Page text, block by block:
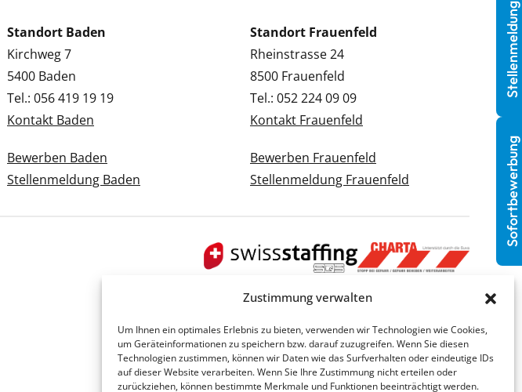
Zustimmung verwalten
Um Ihnen ein optimales Erlebnis zu bieten, verwenden wir Technologien wie Cookies,
um Geräteinformationen zu speichern bzw. darauf zuzugreifen. Wenn Sie diesen
Technologien zustimmen, können wir Daten wie das Surfverhalten oder eindeutige IDs
auf dieser Website verarbeiten. Wenn Sie Ihre Zustimmung nicht erteilen oder
zurückziehen, können bestimmte Merkmale und Funktionen beeinträchtigt werden.
Standort Baden
Kirchweg 7
5400 Baden
Tel.: 056 419 19 19
Kontakt Baden
Bewerben Baden
Stellenmeldung Baden
Standort Frauenfeld
Rheinstrasse 24
8500 Frauenfeld
Tel.: 052 224 09 09
Kontakt Frauenfeld
Bewerben Frauenfeld
Stellenmeldung Frauenfeld
Sofortbewerbung
Stellenmeldung